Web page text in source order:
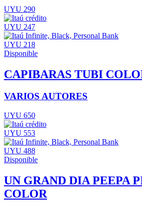
UYU 290
UYU 247
UYU 218
Disponible
CAPIBARAS TUBI
VARIOS AUTORES
UYU 650
UYU 553
UYU 488
Disponible
UN GRAND DIA PEEPA
COLOR